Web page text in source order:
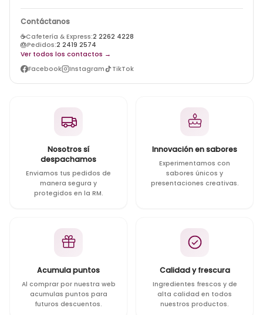
Contáctanos
☕Cafetería & Express:2 2262 4228
🎂Pedidos:2 2419 2574
Ver todos los contactos →
Facebook
Instagram TikTok
Nosotros sí
despachamos
Enviamos tus pedidos de
manera segura y
protegidos en la RM.
Innovación en sabores
Experimentamos con
sabores únicos y
presentaciones creativas.
Acumula puntos
Al comprar por nuestra web
acumulas puntos para
futuros descuentos.
Calidad y frescura
Ingredientes frescos y de
alta calidad en todos
nuestros productos.